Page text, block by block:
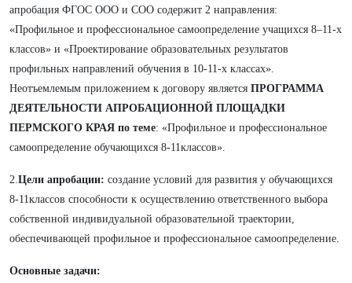
апробация ФГОС ООО и СОО содержит 2 направления:
«Профильное и профессиональное самоопределение учащихся 8–11-х
классов» и «Проектирование образовательных результатов
профильных направлений обучения в 10-11-х классах».
Неотъемлемым приложением к договору является ПРОГРАММА
ДЕЯТЕЛЬНОСТИ АПРОБАЦИОННОЙ ПЛОЩАДКИ
ПЕРМСКОГО КРАЯ по теме: «Профильное и профессиональное
самоопределение обучающихся 8-11классов».
2.Цели апробации: создание условий для развития у обучающихся
8-11классов способности к осуществлению ответственного выбора
собственной индивидуальной образовательной траектории,
обеспечивающей профильное и профессиональное самоопределение.
Основные задачи: